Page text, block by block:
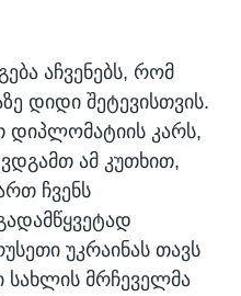
აჩვენებს, რომ
დიდი შეტევისთვის.
დიპლომატიის კარს,
ვდგამთ ამ კუთხით,
ჩვენს
უკრაინას თავს
სახლის მრჩეველმა